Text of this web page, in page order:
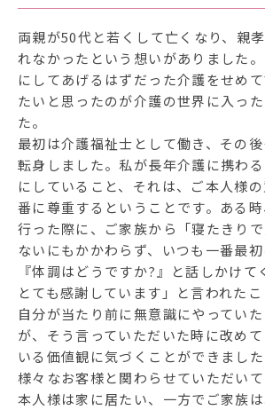
両親が50代と若くして亡くなり、親
れなかったという想いがありました
にしてあげるはずだった介護をせめ
たいと思ったのが介護の世界に入っ
た。
最初は介護福祉士として働き、その
転身しました。私が長年介護に携わ
にしていること、それは、ご本人様
番に尊重するということです。ある
行った際に、ご家族から「寝たきり
ないにもかかわらず、いつも一番最
『体調はどうですか?』と話しかけて
とても感謝しています」と言われたこ
自分が当たり前に無意識にやってい
が、そう言っていただいた時に改め
いる価値観に気づくことができました
様々なお客様と関わらせていただい
本人様は家に居たい、一方でご家族